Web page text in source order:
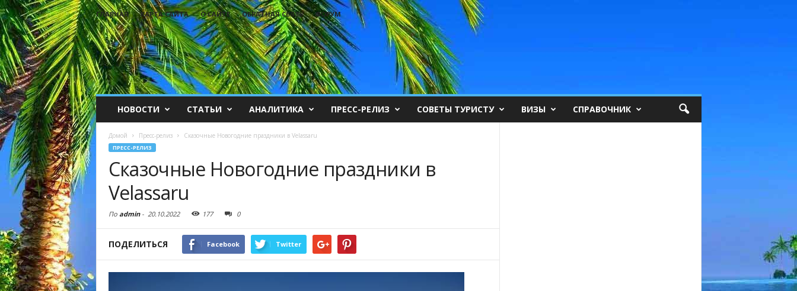
ГЛАВНАЯ КАРТА САЙТА О САЙТЕ ОБРАТНАЯ СВЯЗЬ ФОРУМ
НОВОСТИ СТАТЬИ АНАЛИТИКА ПРЕСС-РЕЛИЗ СОВЕТЫ ТУРИСТУ ВИЗЫ СПРАВОЧНИК
Домой Пресс-релиз Сказочные Новогодние праздники в Velassaru
ПРЕСС-РЕЛИЗ
Сказочные Новогодние праздники в
Velassaru
По admin- 20.10.2022 177 0
ПОДЕЛИТЬСЯ Facebook Twitter